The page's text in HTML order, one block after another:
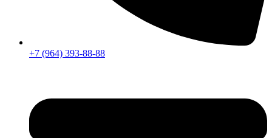
+7 (964) 393-88-88